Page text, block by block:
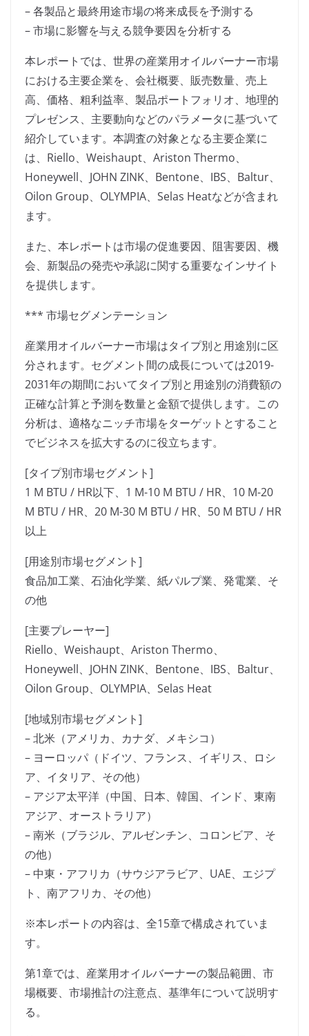
– 各製品と最終用途市場の将来成長を予測する
– 市場に影響を与える競争要因を分析する
本レポートでは、世界の産業用オイルバーナー市場
における主要企業を、会社概要、販売数量、売上
高、価格、粗利益率、製品ポートフォリオ、地理的
プレゼンス、主要動向などのパラメータに基づいて
紹介しています。本調査の対象となる主要企業に
は、Riello、Weishaupt、Ariston Thermo、
Honeywell、JOHN ZINK、Bentone、IBS、Baltur、
Oilon Group、OLYMPIA、Selas Heatなどが含まれ
ます。
また、本レポートは市場の促進要因、阻害要因、機
会、新製品の発売や承認に関する重要なインサイト
を提供します。
*** 市場セグメンテーション
産業用オイルバーナー市場はタイプ別と用途別に区
分されます。セグメント間の成長については2019-
2031年の期間においてタイプ別と用途別の消費額の
正確な計算と予測を数量と金額で提供します。この
分析は、適格なニッチ市場をターゲットとすること
でビジネスを拡大するのに役立ちます。
[タイプ別市場セグメント]
1 M BTU / HR以下、1 M-10 M BTU / HR、10 M-20
M BTU / HR、20 M-30 M BTU / HR、50 M BTU / HR
以上
[用途別市場セグメント]
食品加工業、石油化学業、紙パルプ業、発電業、そ
の他
[主要プレーヤー]
Riello、Weishaupt、Ariston Thermo、
Honeywell、JOHN ZINK、Bentone、IBS、Baltur、
Oilon Group、OLYMPIA、Selas Heat
[地域別市場セグメント]
– 北米（アメリカ、カナダ、メキシコ）
– ヨーロッパ（ドイツ、フランス、イギリス、ロシ
ア、イタリア、その他）
– アジア太平洋（中国、日本、韓国、インド、東南
アジア、オーストラリア）
– 南米（ブラジル、アルゼンチン、コロンビア、そ
の他）
– 中東・アフリカ（サウジアラビア、UAE、エジプ
ト、南アフリカ、その他）
※本レポートの内容は、全15章で構成されていま
す。
第1章では、産業用オイルバーナーの製品範囲、市
場概要、市場推計の注意点、基準年について説明す
る。